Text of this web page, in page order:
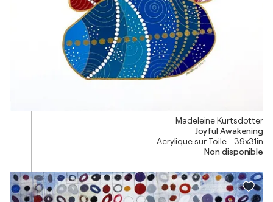
Madeleine Kurtsdotter
Joyful Awakening
Acrylique sur Toile - 39x31in
Non disponible